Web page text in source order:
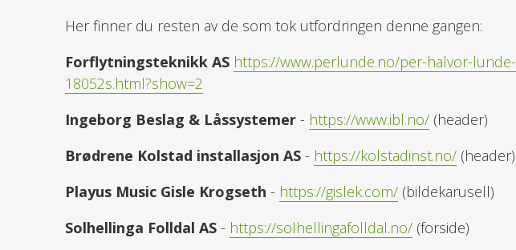
Her finner du resten av de som tok utfordringen denne gangen:
Forflytningsteknikk AS https://www.perlunde.no/per-halvor-lunde-
18052s.html?show=2
Ingeborg Beslag & Låssystemer- https://www.ibl.no/(header)
Brødrene Kolstad installasjon AS- https://kolstadinst.no/(header)
Playus Music Gisle Krogseth - https://gislek.com/(bildekarusell)
Solhellinga Folldal AS- https://solhellingafolldal.no/(forside)